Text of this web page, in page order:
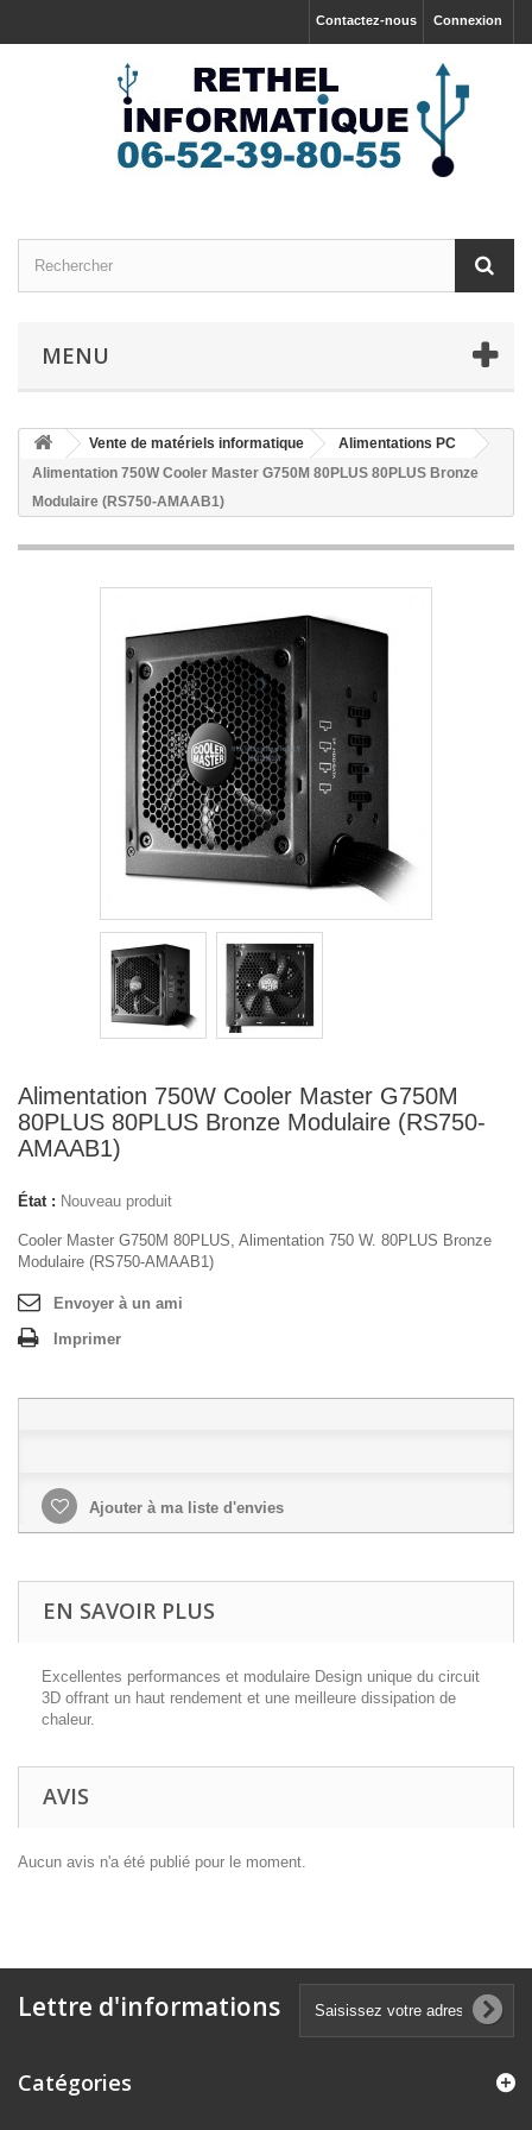
Connexion
Contactez-nous
MENU
Vente de matériels informatique
Alimentations PC
Alimentation 750W Cooler Master G750M 80PLUS 80PLUS Bronze
Modulaire (RS750-AMAAB1)
Alimentation 750W Cooler Master G750M
80PLUS 80PLUS Bronze Modulaire (RS750-
AMAAB1)
État : Nouveau produit
Cooler Master G750M 80PLUS, Alimentation 750 W. 80PLUS Bronze
Modulaire (RS750-AMAAB1)
Envoyer à un ami
Imprimer
Ajouter à ma liste d'envies
EN SAVOIR PLUS
Excellentes performances et modulaire Design unique du circuit
3D offrant un haut rendement et une meilleure dissipation de
chaleur.
AVIS
Aucun avis n'a été publié pour le moment.
Lettre d'informations
Catégories